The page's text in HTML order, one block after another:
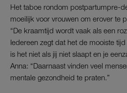
Het taboe rondom postpartumpre-
moeilijk voor vrouwen om erover te
“De kraamtijd wordt vaak als een
Iedereen zegt dat het de mooiste
is het niet als jij niet slaapt en je
Anna: “Daarnaast vinden veel
mentale gezondheid te praten.”